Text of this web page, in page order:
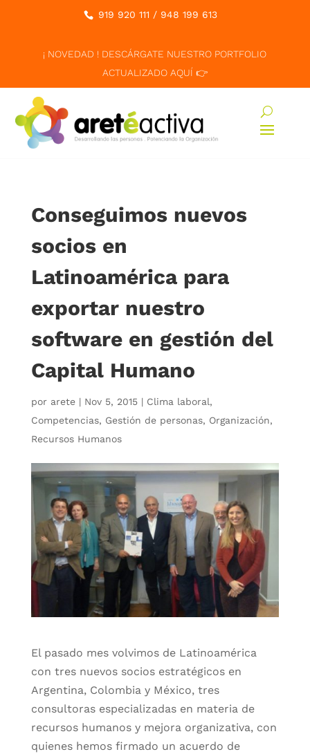
919 920 111 / 948 199 613
¡ NOVEDAD ! DESCÁRGATE NUESTRO PORTFOLIO
ACTUALIZADO AQUÍ 👉
Conseguimos nuevos
socios en
Latinoamérica para
exportar nuestro
software en gestión del
Capital Humano
por arete| Nov 5, 2015| Clima laboral,
Competencias, Gestión de personas, Organización,
Recursos Humanos
El pasado mes volvimos de Latinoamérica
con tres nuevos socios estratégicos en
Argentina, Colombia y México, tres
consultoras especializadas en materia de
recursos humanos y mejora organizativa, con
quienes hemos firmado un acuerdo de